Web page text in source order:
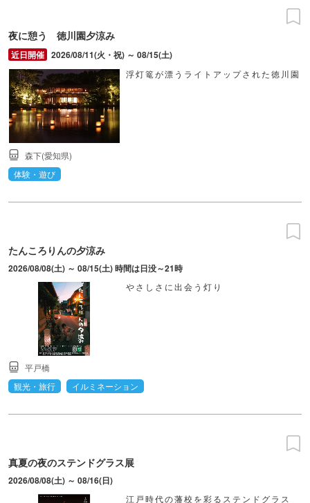
夜に憩う 徳川園夕涼み
2026/08/11(火・祝) ～ 08/15(土)
浮灯篭が漂うライトアップされた徳川園
森下(愛知県)
体験・遊び
たんころりんの夕涼み
2026/08/08(土) ～ 08/15(土) 時間は日没～21時
やさしさに出会う灯り
平戸橋
観光・旅行
イルミネーション
真夏の夜のステンドグラス展
2026/08/08(土) ～ 08/16(日)
江戸時代の藩校を彩るステンドグラス